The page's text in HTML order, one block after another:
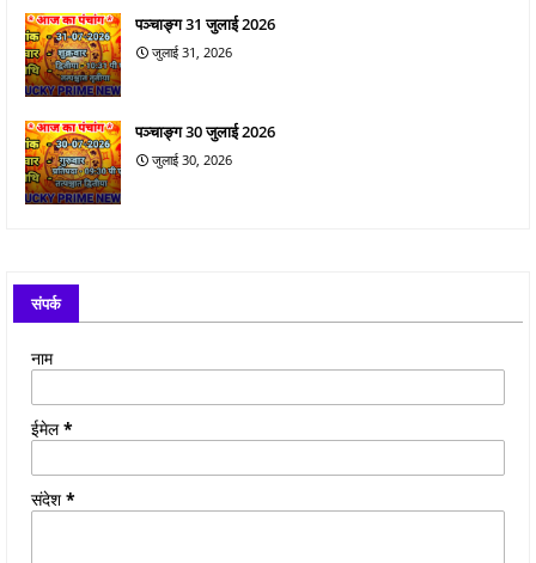
पञ्चाङ्ग 31 जुलाई 2026
जुलाई 31, 2026
पञ्चाङ्ग 30 जुलाई 2026
जुलाई 30, 2026
संपर्क
नाम
ईमेल*
संदेश*